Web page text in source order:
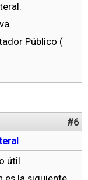
Público (
#6
útil